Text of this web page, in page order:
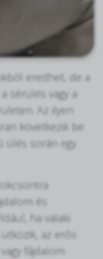
eredhet, de a
sérülés vagy a
Az ilyen
következik be
ülés során egy
és
ha valaki
az erős
fájdalom